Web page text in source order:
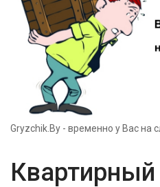
Gryzchik.By - временно у Вас на
Квартирный